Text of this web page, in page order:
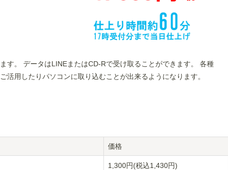
す。 データはLINEまたはCD-Rで受け取ることができます。 各種
用したりパソコンに取り込むことが出来るようになります。
価格
1,300円(税込1,430円)